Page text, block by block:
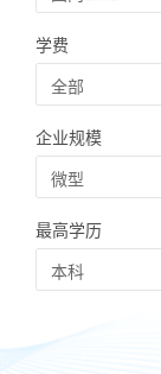
学费
企业规模
最高学历